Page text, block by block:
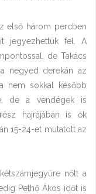
első három percben
jegyezhettük fel. A
de Takács
negyed derekán az
nem sokkal később
de a vendégek is
hajrájában is ők
15-24-et mutatott az
nőtt a
Pethő Ákos időt is